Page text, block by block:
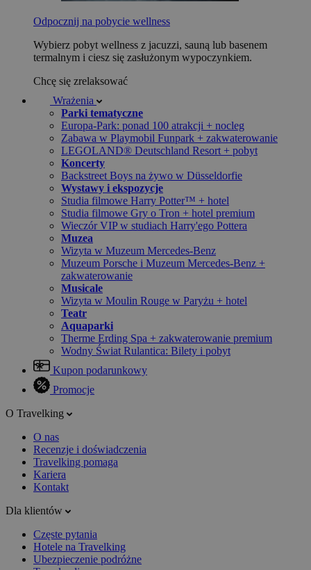
Odpocznij na pobycie wellness
Wybierz pobyt wellness z jacuzzi, sauną lub basenem
termalnym i ciesz się zasłużonym wypoczynkiem.
Chcę się zrelaksować
Wrażenia
Parki tematyczne
Europa-Park: ponad 100 atrakcji + nocleg
Zabawa w Playmobil Funpark + zakwaterowanie
LEGOLAND® Deutschland Resort + pobyt
Koncerty
Backstreet Boys na żywo w Düsseldorfie
Wystawy i ekspozycje
Studia filmowe Harry Potter™ + hotel
Studia filmowe Gry o Tron + hotel premium
Wieczór VIP w studiach Harry'ego Pottera
Muzea
Wizyta w Muzeum Mercedes-Benz
Muzeum Porsche i Muzeum Mercedes-Benz +
zakwaterowanie
Musicale
Wizyta w Moulin Rouge w Paryżu + hotel
Teatr
Aquaparki
Therme Erding Spa + zakwaterowanie premium
Wodny Świat Rulantica: Bilety i pobyt
Kupon podarunkowy
Promocje
O Travelking
O nas
Recenzje i doświadczenia
Travelking pomaga
Kariera
Kontakt
Dla klientów
Częste pytania
Hotele na Travelking
Ubezpieczenie podróżne